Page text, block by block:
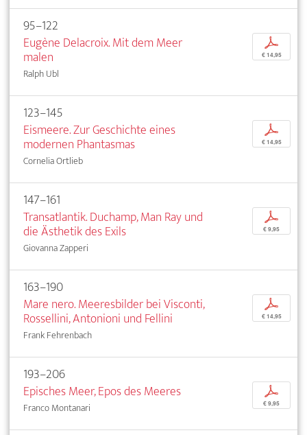
95–122
Eugène Delacroix. Mit dem Meer
malen
Ralph Ubl
p
€ 14,95
123–145
Eismeere. Zur Geschichte eines
modernen Phantasmas
Cornelia Ortlieb
p
€ 14,95
147–161
Transatlantik. Duchamp, Man Ray und
die Ästhetik des Exils
Giovanna Zapperi
p
€ 9,95
163–190
Mare nero. Meeresbilder bei Visconti,
Rossellini, Antonioni und Fellini
Frank Fehrenbach
p
€ 14,95
193–206
Episches Meer, Epos des Meeres
Franco Montanari
p
€ 9,95